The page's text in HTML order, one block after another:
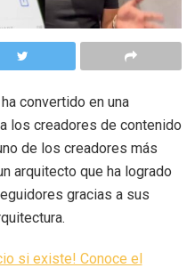
convertido en una
los creadores de contenido
de los creadores más
arquitecto que ha logrado
gracias a sus
si existe! Conoce el